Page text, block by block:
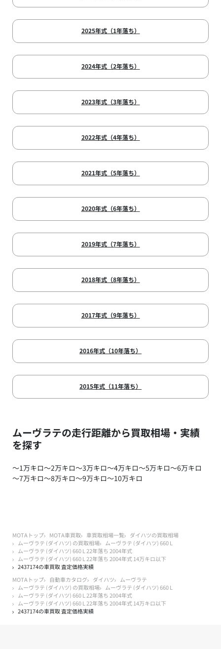
2025年式（1年落ち）
2024年式（2年落ち）
2023年式（3年落ち）
2022年式（4年落ち）
2021年式（5年落ち）
2020年式（6年落ち）
2019年式（7年落ち）
2018年式（8年落ち）
2017年式（9年落ち）
2016年式（10年落ち）
2015年式（11年落ち）
ムーヴラテの走行距離から買取相場・実績
を探す
～1万キロ～2万キロ～3万キロ～4万キロ～5万キロ～6万キロ
～7万キロ～8万キロ～9万キロ～10万キロ
MOTAトップ MOTA車買取 車買取相場一覧
ダイハツの買取相場
ムーヴラテ (ダイハツ) の買取相場
ムーヴラテ (ダイハツ) 660 L
ムーヴラテ (ダイハツ) 660 L 22年落ち 2004年式
ムーヴラテ (ダイハツ) 660 L 22年落ち 2004年式 14万キロ以下
2437174の車買取 査定価格実績
MOTAトップ
自動車カタログ ダイハツ
ムーヴラテ
ムーヴラテ (ダイハツ) の買取相場
ムーヴラテ (ダイハツ) 660 L
ムーヴラテ (ダイハツ) 660 L 22年落ち 2004年式
ムーヴラテ (ダイハツ) 660 L 22年落ち 2004年式 14万キロ以下
2437174の車買取 査定価格実績